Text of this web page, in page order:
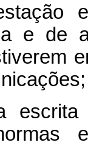
e de